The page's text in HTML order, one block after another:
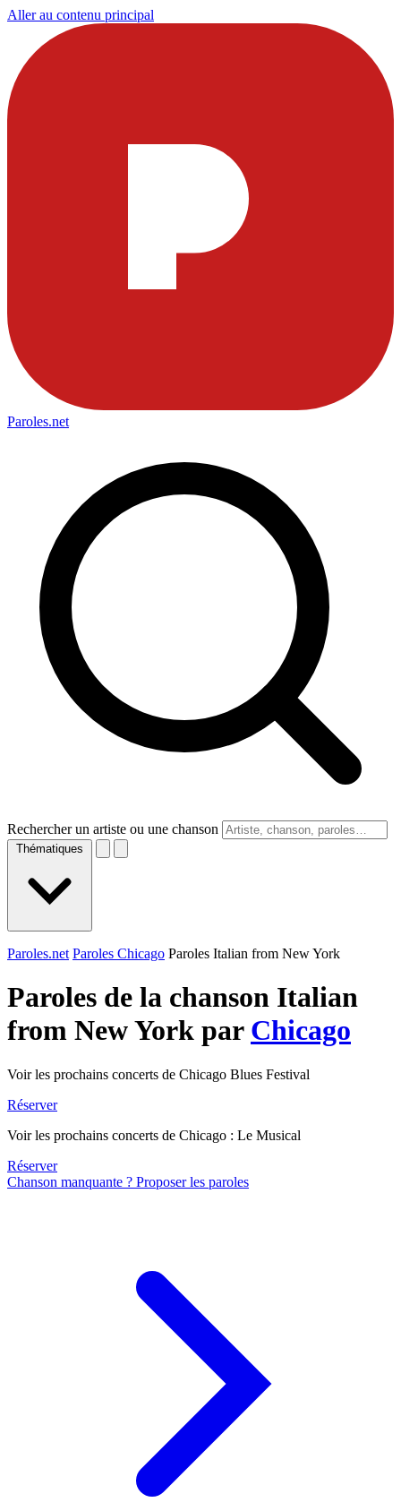
Aller au contenu principal
Paroles.net
Rechercher un artiste ou une chanson
Thématiques
Paroles.net Paroles Chicago Paroles Italian from New York
Paroles de la chanson Italian
from New York par Chicago
Voir les prochains concerts de Chicago Blues Festival
Réserver
Voir les prochains concerts de Chicago : Le Musical
Réserver
Chanson manquante ? Proposer les paroles